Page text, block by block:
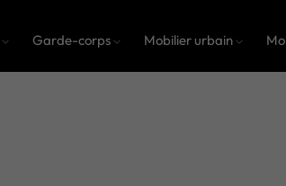
Garde-corps Mobilier urbain